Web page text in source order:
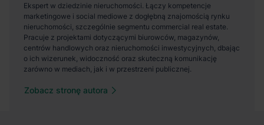
Zobacz stronę autora